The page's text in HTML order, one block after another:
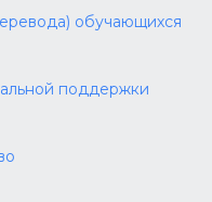
обучающихся
поддержки